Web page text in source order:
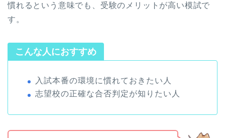
慣れるという意味でも、受験のメリットが高い模試で
す。
こんな人におすすめ
入試本番の環境に慣れておきたい人
志望校の正確な合否判定が知りたい人